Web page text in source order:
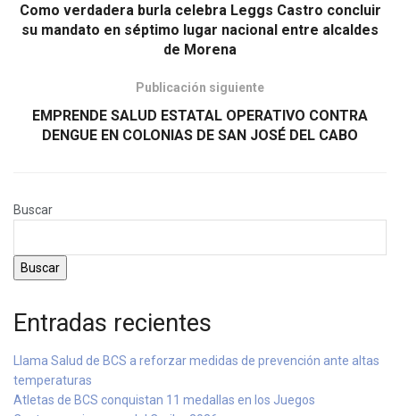
Como verdadera burla celebra Leggs Castro concluir
su mandato en séptimo lugar nacional entre alcaldes
de Morena
Publicación siguiente
EMPRENDE SALUD ESTATAL OPERATIVO CONTRA
DENGUE EN COLONIAS DE SAN JOSÉ DEL CABO
Buscar
Buscar
Entradas recientes
Llama Salud de BCS a reforzar medidas de prevención ante altas
temperaturas
Atletas de BCS conquistan 11 medallas en los Juegos